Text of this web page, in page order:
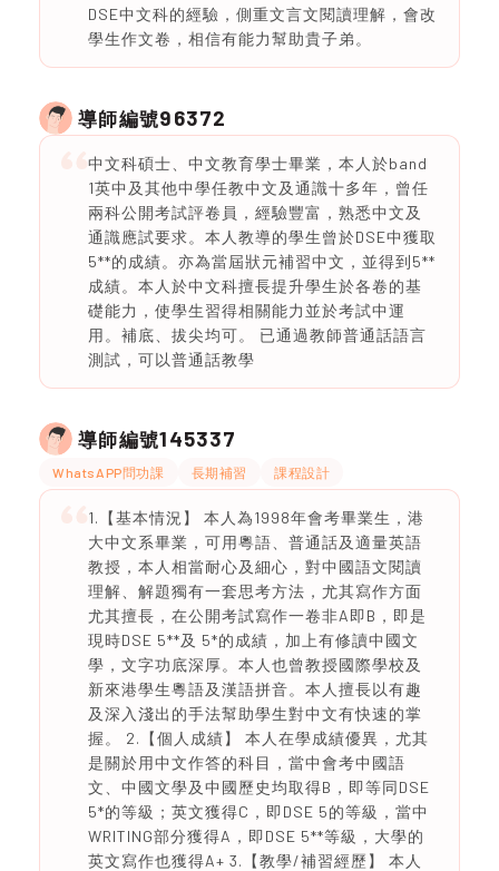
DSE中文科的經驗，側重文言文閱讀理解，會改
學生作文卷，相信有能力幫助貴子弟。
導師編號96372
中文科碩士、中文教育學士畢業，本人於band
1英中及其他中學任教中文及通識十多年，曾任
兩科公開考試評卷員，經驗豐富，熟悉中文及
通識應試要求。本人教導的學生曾於DSE中獲取
5**的成績。亦為當屆狀元補習中文，並得到5**
成績。本人於中文科擅長提升學生於各卷的基
礎能力，使學生習得相關能力並於考試中運
用。補底、拔尖均可。 已通過教師普通話語言
測試，可以普通話教學
導師編號145337
WhatsAPP問功課 長期補習 課程設計
1.【基本情況】 本人為1998年會考畢業生，港
大中文系畢業，可用粵語、普通話及適量英語
教授，本人相當耐心及細心，對中國語文閱讀
理解、解題獨有一套思考方法，尤其寫作方面
尤其擅長，在公開考試寫作一卷非A即B，即是
現時DSE 5**及 5*的成績，加上有修讀中國文
學，文字功底深厚。本人也曾教授國際學校及
新來港學生粵語及漢語拼音。本人擅長以有趣
及深入淺出的手法幫助學生對中文有快速的掌
握。 2.【個人成績】 本人在學成績優異，尤其
是關於用中文作答的科目，當中會考中國語
文、中國文學及中國歷史均取得B，即等同DSE
5*的等級；英文獲得C，即DSE 5的等級，當中
WRITING部分獲得A，即DSE 5**等級，大學的
英文寫作也獲得A+ 3.【教學/補習經歷】 本人